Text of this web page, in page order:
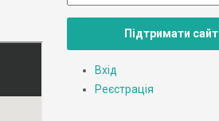
Підтримати сайт
Вхід
Реєстрація